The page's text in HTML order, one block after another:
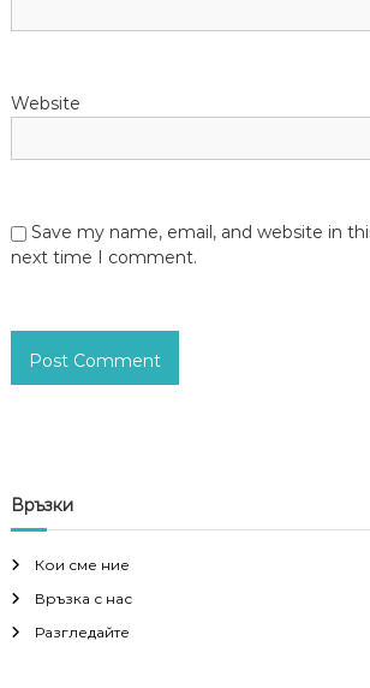
Website
Save my name, email, and website in
next time I comment.
Връзки
Кои сме ние
Връзка с нас
Разгледайте